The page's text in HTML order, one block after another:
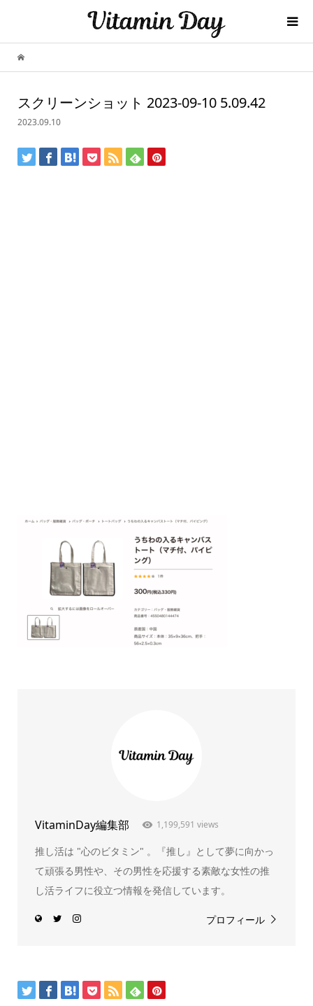
スクリーンショット 2023-09-10 5.09.42
2023.09.10
VitaminDay編集部 1,199,591 views
推し活は "心のビタミン" 。『推し』として夢に向かっ
て頑張る男性や、その男性を応援する素敵な女性の推
し活ライフに役立つ情報を発信しています。
プロフィール